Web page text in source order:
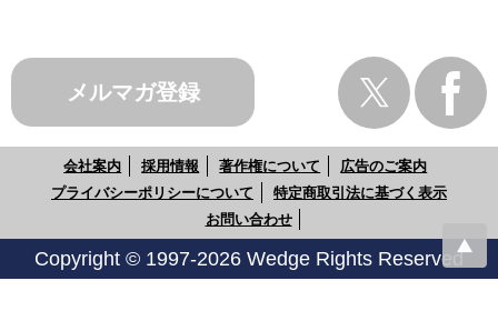
メルマガ登録
会社案内 採用情報 著作権について
広告のご案内
プライバシーポリシーについて
特定商取引法に基づく表示
お問い合わせ
Copyright © 1997-2026 Wedge Rights Reserved